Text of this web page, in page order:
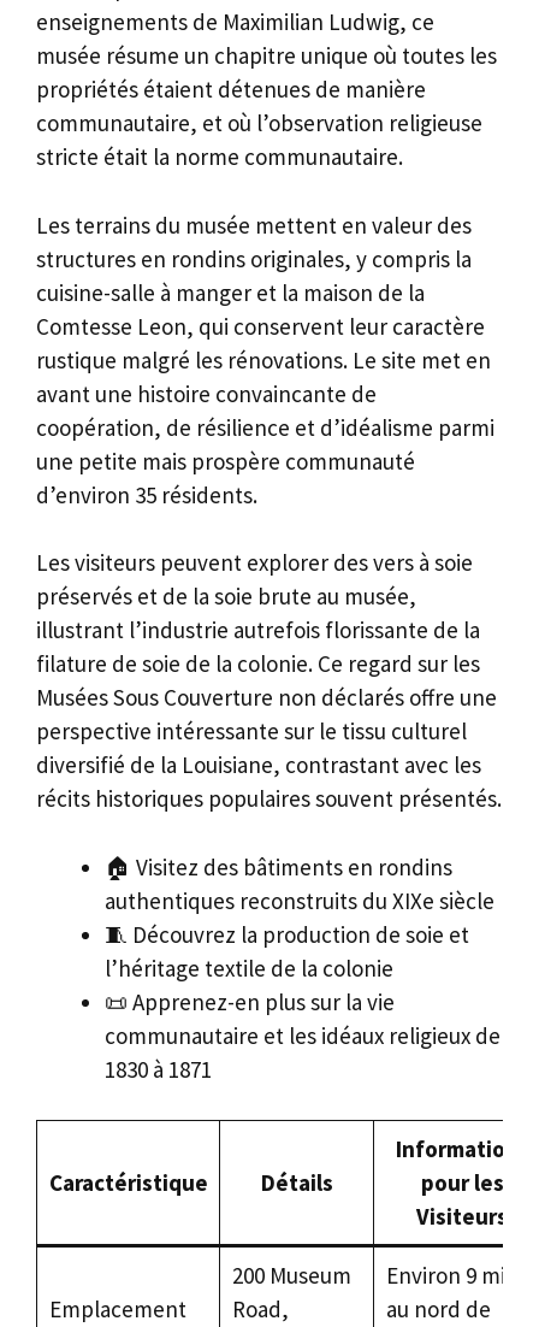
enseignements de Maximilian Ludwig, ce
musée résume un chapitre unique où toutes les
propriétés étaient détenues de manière
communautaire, et où l’observation religieuse
stricte était la norme communautaire.
Les terrains du musée mettent en valeur des
structures en rondins originales, y compris la
cuisine-salle à manger et la maison de la
Comtesse Leon, qui conservent leur caractère
rustique malgré les rénovations. Le site met en
avant une histoire convaincante de
coopération, de résilience et d’idéalisme parmi
une petite mais prospère communauté
d’environ 35 résidents.
Les visiteurs peuvent explorer des vers à soie
préservés et de la soie brute au musée,
illustrant l’industrie autrefois florissante de la
filature de soie de la colonie. Ce regard sur les
Musées Sous Couverture non déclarés offre une
perspective intéressante sur le tissu culturel
diversifié de la Louisiane, contrastant avec les
récits historiques populaires souvent présentés.
🏠 Visitez des bâtiments en rondins
authentiques reconstruits du XIXe siècle
🧵 Découvrez la production de soie et
l’héritage textile de la colonie
📜 Apprenez-en plus sur la vie
communautaire et les idéaux religieux de
1830 à 1871
Caractéristique Détails
Informations
pour les
Visiteurs
Emplacement
200 Museum
Road,
Environ 9 miles
au nord de